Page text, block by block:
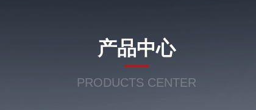
产品中心
PRODUCTS CENTER